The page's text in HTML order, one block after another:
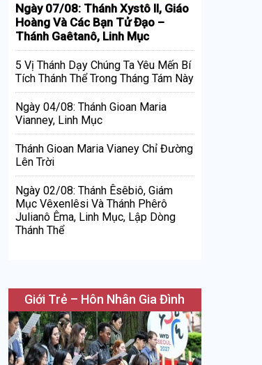
Ngày 07/08: Thánh Xystô II, Giáo
Hoàng Và Các Bạn Tử Đạo –
Thánh Gaêtanô, Linh Mục
5 Vị Thánh Dạy Chúng Ta Yêu Mến Bí
Tích Thánh Thể Trong Tháng Tám Này
Ngày 04/08: Thánh Gioan Maria
Vianney, Linh Mục
Thánh Gioan Maria Vianey Chỉ Đường
Lên Trời
Ngày 02/08: Thánh Êsêbiô, Giám
Mục Vêxenlêsi Và Thánh Phêrô
Julianô Êma, Linh Mục, Lập Dòng
Thánh Thể
Giới Trẻ – Hôn Nhân Gia Đình